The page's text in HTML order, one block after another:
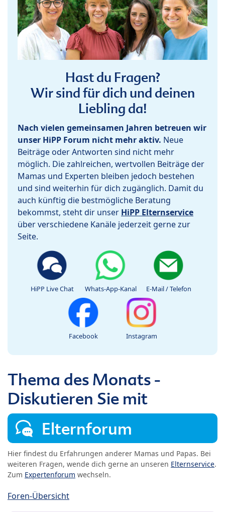
Hast du Fragen?
Wir sind für dich und deinen
Liebling da!
Nach vielen gemeinsamen Jahren betreuen wir
unser HiPP Forum nicht mehr aktiv. Neue
Beiträge oder Antworten sind nicht mehr
möglich. Die zahlreichen, wertvollen Beiträge der
Mamas und Experten bleiben jedoch bestehen
und sind weiterhin für dich zugänglich. Damit du
auch künftig die bestmögliche Beratung
bekommst, steht dir unser HiPP Elternservice
über verschiedene Kanäle jederzeit gerne zur
Seite.
HiPP Live Chat Whats-App-Kanal E-Mail / Telefon
Facebook Instagram
Thema des Monats -
Diskutieren Sie mit
Elternforum
Hier findest du Erfahrungen anderer Mamas und Papas. Bei
weiteren Fragen, wende dich gerne an unseren Elternservice.
Zum Expertenforum wechseln.
Foren-Übersicht